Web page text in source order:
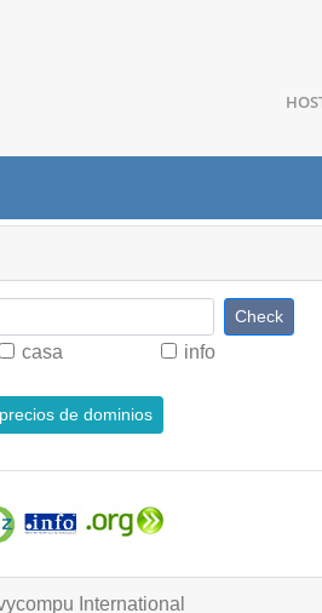
casa
info
de dominios
International